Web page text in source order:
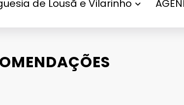
de Lousã e Vilarinho